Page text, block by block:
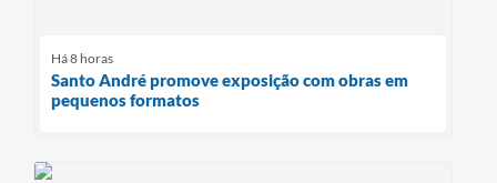
Há 8 horas
Santo André promove exposição com obras em
pequenos formatos